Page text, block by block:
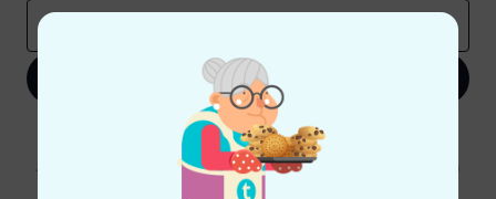
Jetzt anmelden
Mit Klick auf „Jetzt anmelden“ stimmen Sie dem Erhalt von E-Mail-
Werbung und einer Messung des E-Mail-Nutzungsverhaltens zu. Die
Abmeldung ist jederzeit möglich. Weitere Informationen finden Sie in
Datenschutzhinweisen